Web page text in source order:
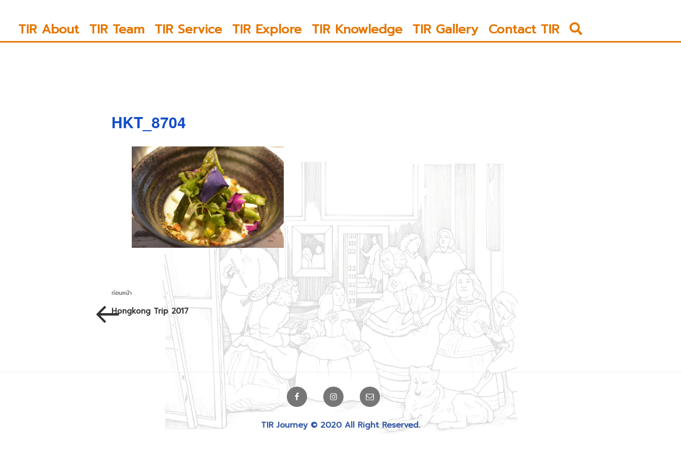
TIR About TIR Team TIR Service TIR Explore TIR Knowledge TIR Gallery Contact TIR
HKT_8704
เมนู
นำทาง
เรื่อง
ก่อน
ก่อนหน้า
Hongkong Trip 2017
FacebookInstagram
Email
TIR Journey © 2020 All Right Reserved.